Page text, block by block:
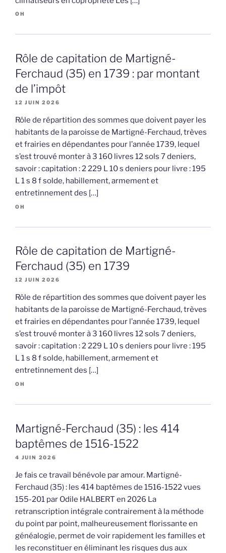
OH
Rôle de capitation de Martigné-
Ferchaud (35) en 1739 : par montant
de l’impôt
12 JUIN 2026
Rôle de répartition des sommes que doivent payer les
habitants de la paroisse de Martigné-Ferchaud, trèves
et frairies en dépendantes pour l’année 1739, lequel
s’est trouvé monter à 3 160 livres 12 sols 7 deniers,
savoir : capitation : 2 229 L 10 s deniers pour livre : 195
L 1 s 8 f solde, habillement, armement et
entretinnement des […]
OH
Rôle de capitation de Martigné-
Ferchaud (35) en 1739
12 JUIN 2026
Rôle de répartition des sommes que doivent payer les
habitants de la paroisse de Martigné-Ferchaud, trèves
et frairies en dépendantes pour l’année 1739, lequel
s’est trouvé monter à 3 160 livres 12 sols 7 deniers,
savoir : capitation : 2 229 L 10 s deniers pour livre : 195
L 1 s 8 f solde, habillement, armement et
entretinnement des […]
OH
Martigné-Ferchaud (35) : les 414
baptêmes de 1516-1522
4 JUIN 2026
Je fais ce travail bénévole par amour. Martigné-
Ferchaud (35) : les 414 baptêmes de 1516-1522 vues
155-201 par Odile HALBERT en 2026 La
retranscription intégrale contrairement à la méthode
du point par point, malheureusement florissante en
généalogie, permet de voir rapidement les familles et
les reconstituer en éliminant les risques dus aux